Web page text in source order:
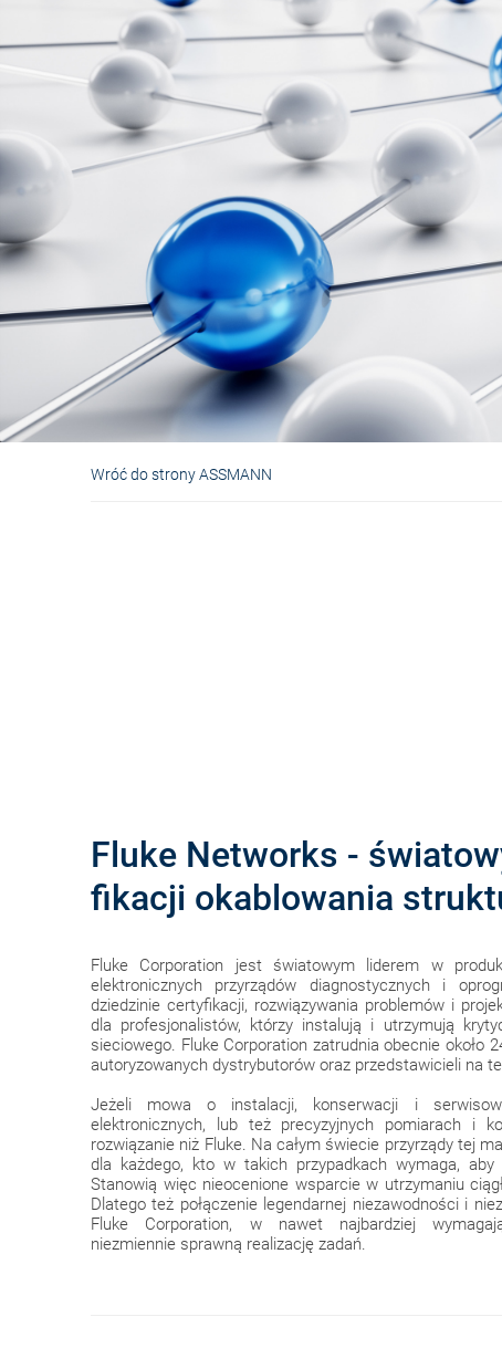
Wróć do strony ASSMANN
Fluke Networks -
fikacji okablowania
Fluke Corporation jest światowym liderem w
elektronicznych przyrządów diagnostycznych i
dziedzinie certyfikacji, rozwiązywania problemów i
dla profesjonalistów, którzy instalują i utrzymują
sieciowego. Fluke Corporation zatrudnia obecnie około
autoryzowanych dystrybutorów oraz przedstawicieli na
Jeżeli mowa o instalacji, konserwacji i
elektronicznych, lub też precyzyjnych pomiarach i
rozwiązanie niż Fluke. Na całym świecie przyrządy tej
dla każdego, kto w takich przypadkach wymaga, aby
Stanowią więc nieocenione wsparcie w utrzymaniu
Dlatego też połączenie legendarnej niezawodności i
Fluke Corporation, w nawet najbardziej
niezmiennie sprawną realizację zadań.